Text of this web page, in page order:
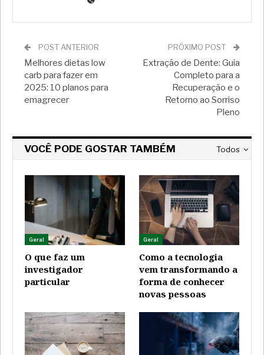
POST ANTERIOR
Melhores dietas low
carb para fazer em
2025: 10 planos para
emagrecer
PRÓXIMO POST
Extração de Dente: Guia
Completo para a
Recuperação e o
Retorno ao Sorriso
Pleno
Todos
VOCÊ PODE GOSTAR TAMBÉM
Geral
O que faz um
investigador
particular
Geral
Como a tecnologia
vem transformando a
forma de conhecer
novas pessoas